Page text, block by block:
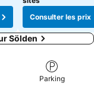
Consulter les prix
Sölden
Parking